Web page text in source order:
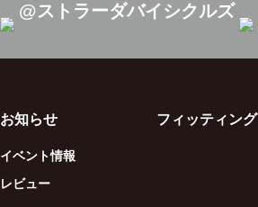
@ストラーダバイシクルズ
お知らせ
イベント情報
レビュー
フィッティング